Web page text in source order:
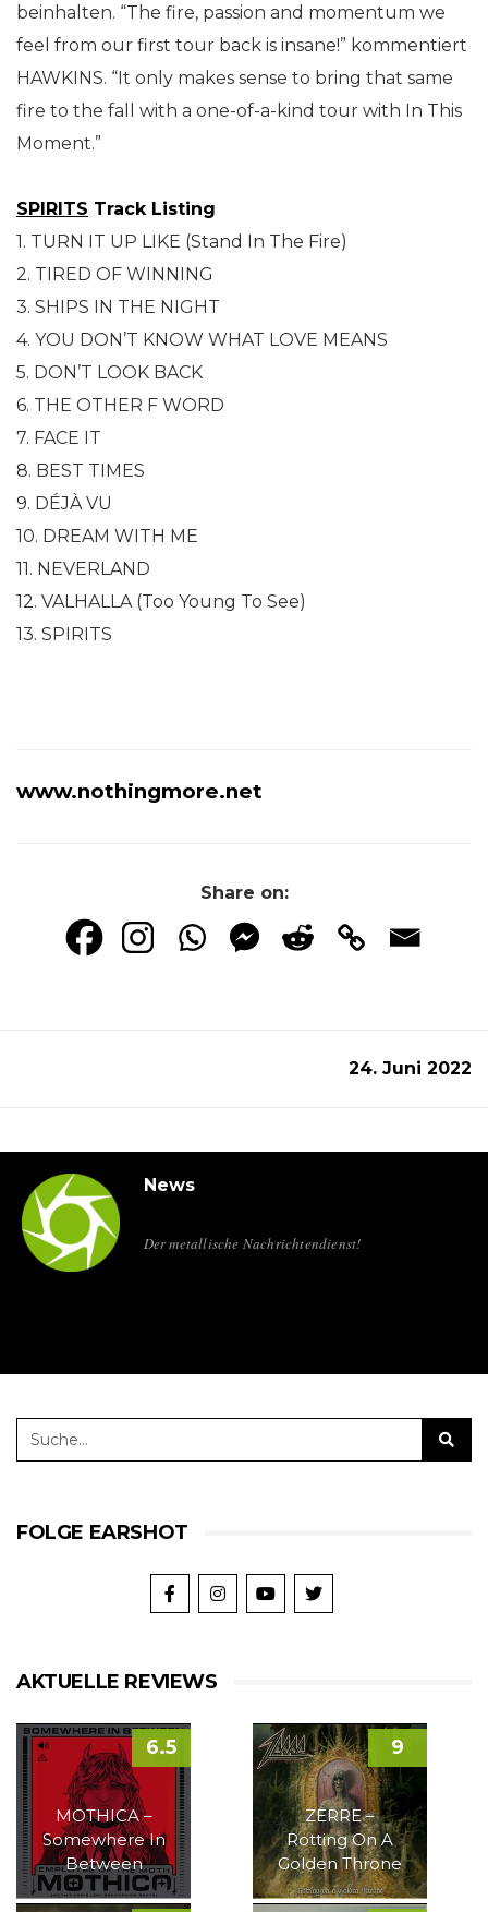
beinhalten. “The fire, passion and momentum we
feel from our first tour back is insane!” kommentiert
HAWKINS. “It only makes sense to bring that same
fire to the fall with a one-of-a-kind tour with In This
Moment.”
SPIRITS Track Listing
1. TURN IT UP LIKE (Stand In The Fire)
2. TIRED OF WINNING
3. SHIPS IN THE NIGHT
4. YOU DON’T KNOW WHAT LOVE MEANS
5. DON’T LOOK BACK
6. THE OTHER F WORD
7. FACE IT
8. BEST TIMES
9. DÉJÀ VU
10. DREAM WITH ME
11. NEVERLAND
12. VALHALLA (Too Young To See)
13. SPIRITS
www.nothingmore.net
Share on:
24. Juni 2022
News
Der metallische Nachrichtendienst!
FOLGE EARSHOT
AKTUELLE REVIEWS
MOTHICA –
Somewhere In
Between
6.5
ZERRE –
Rotting On A
Golden Throne
9